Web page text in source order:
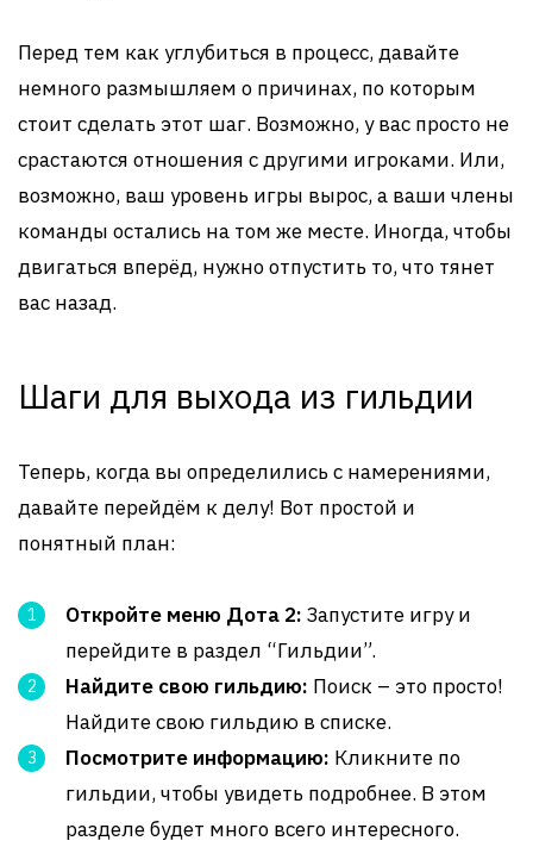
Перед тем как углубиться в процесс, давайте
немного размышляем о причинах, по которым
стоит сделать этот шаг. Возможно, у вас просто не
срастаются отношения с другими игроками. Или,
возможно, ваш уровень игры вырос, а ваши члены
команды остались на том же месте. Иногда, чтобы
двигаться вперёд, нужно отпустить то, что тянет
вас назад.
Шаги для выхода из гильдии
Теперь, когда вы определились с намерениями,
давайте перейдём к делу! Вот простой и
понятный план:
Откройте меню Дота 2: Запустите игру и
перейдите в раздел “Гильдии”.
Найдите свою гильдию: Поиск – это просто!
Найдите свою гильдию в списке.
Посмотрите информацию: Кликните по
гильдии, чтобы увидеть подробнее. В этом
разделе будет много всего интересного.